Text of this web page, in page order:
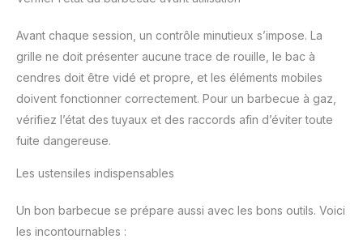
Avant chaque session, un contrôle minutieux s’impose. La
grille ne doit présenter aucune trace de rouille, le bac à
cendres doit être vidé et propre, et les éléments mobiles
doivent fonctionner correctement. Pour un barbecue à gaz,
vérifiez l’état des tuyaux et des raccords afin d’éviter toute
fuite dangereuse.
Les ustensiles indispensables
Un bon barbecue se prépare aussi avec les bons outils. Voici
les incontournables :